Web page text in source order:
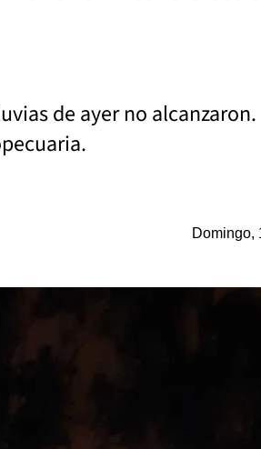
de ayer no alcanzaron.
Domingo,